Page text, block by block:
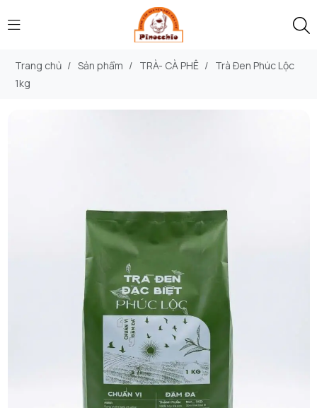
Trang chủ / Sản phẩm / TRÀ- CÀ PHÊ /
Trà Đen Phúc Lộc
1kg